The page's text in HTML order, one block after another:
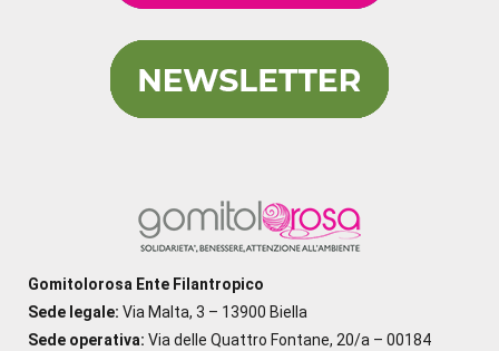
Gomitolorosa Ente Filantropico
Sede legale: Via Malta, 3 – 13900 Biella
Sede operativa: Via delle Quattro Fontane, 20/a – 00184